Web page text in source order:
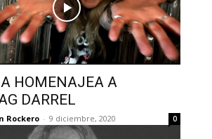
HOMENAJEA A
DARREL
Rockero - 9 diciembre, 2020 0